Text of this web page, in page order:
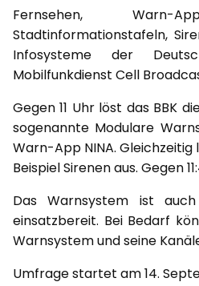
Fernsehen,
Stadtinformationstafeln,
Infosysteme der
Mobilfunkdienst Cell
Gegen 11 Uhr löst das BBK
sogenannte Modulare
Warn-App NINA.
Beispiel Sirenen aus. Gegen
Das Warnsystem ist
einsatzbereit. Bei Bedarf
Warnsystem und seine
Umfrage startet am 14.